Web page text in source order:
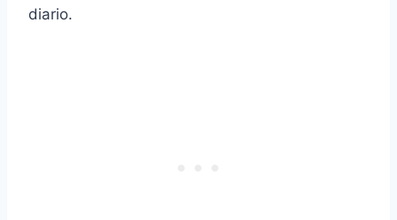
diario.